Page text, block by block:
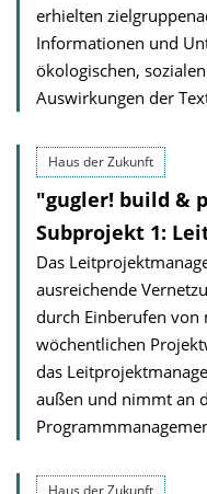
erhielten
Informationen und
ökologischen,
Auswirkungen der
Haus der Zukunft
"gugler! build &
Subprojekt 1:
Das
ausreichende
durch Einberufen von
wöchentlichen
das
außen und nimmt an
Haus der Zukunft